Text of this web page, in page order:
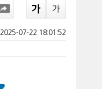
2025-07-22 18:01:52